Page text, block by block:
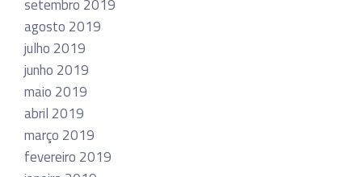
setembro 2019
agosto 2019
julho 2019
junho 2019
maio 2019
abril 2019
março 2019
fevereiro 2019